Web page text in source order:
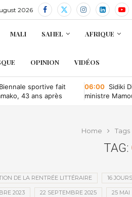
2026
MALI SAHEL AFRIQUE
OPINION VIDÉOS
sportive fait
43 ans après
06:00 Sidiki
ministre
Home Tags
TAG:
DE LA RENTRÉE LITTÉRAIRE 16
2023 22 SEPTEMBRE 2025 25 MAI